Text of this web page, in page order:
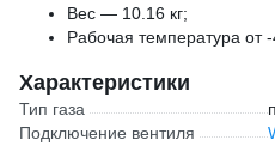
Вес — 10.16 кг;
Рабочая температура от
Характеристики
Тип газа
Подключение вентиля